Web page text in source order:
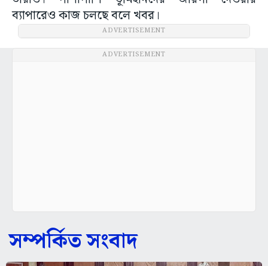
ব্যাপারেও কাজ চলছে বলে খবর।
ADVERTISEMENT
ADVERTISEMENT
সম্পর্কিত সংবাদ